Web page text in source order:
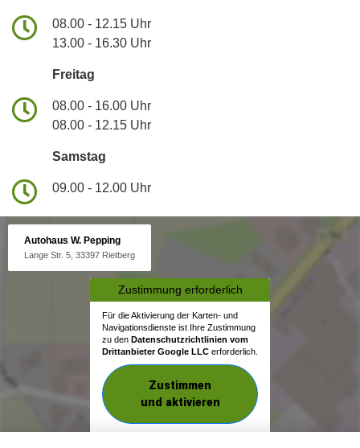
08.00 - 12.15 Uhr
13.00 - 16.30 Uhr
Freitag
08.00 - 16.00 Uhr
08.00 - 12.15 Uhr
Samstag
09.00 - 12.00 Uhr
Autohaus W. Pepping
Lange Str. 5, 33397 Rietberg
Zustimmung erforderlich
Für die Aktivierung der Karten- und
Navigationsdienste ist Ihre Zustimmung
zu den Datenschutzrichtlinien vom
Drittanbieter Google LLC erforderlich.
Zustimmen
und aktivieren